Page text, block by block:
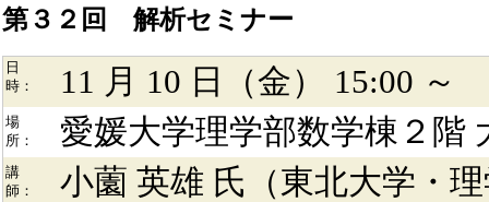
第３２回 解析セミナー
日
時：
11 月 10 日（金） 15:00 ～
場
所：
愛媛大学理学部数学棟２階
講
師：
小薗 英雄 氏（東北大学・